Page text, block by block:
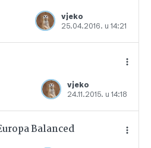
vjeko
25.04.2016. u 14:21
Dodajte u favorite
vjeko
24.11.2015. u 14:18
Dodajte u favorite
Balanced